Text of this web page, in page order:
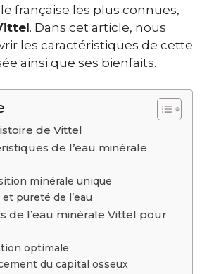
française les plus connues,
. Dans cet article, nous
les caractéristiques de cette
ainsi que ses bienfaits.
de Vittel
de l’eau minérale
minérale unique
pureté de l’eau
de l’eau minérale Vittel pour
optimale
du capital osseux